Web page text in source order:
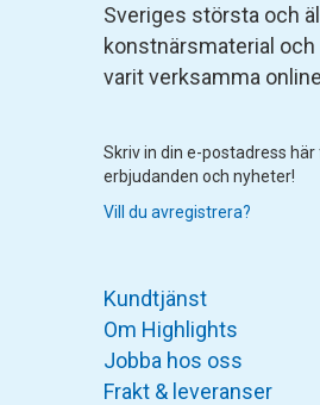
Sveriges största och
konstnärsmaterial
varit verksamma
Skriv in din e-postadress
erbjudanden och nyheter!
Vill du avregistrera?
Kundtjänst
Om Highlights
Jobba hos oss
Frakt & leveranser